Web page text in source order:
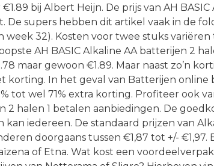
bij Albert Heijn. De prijs van AH BASIC
De supers hebben dit artikel vaak in de
32). Kosten voor twee stuks variëren
AH BASIC Alkaline AA batterijen 2
maar gewoon €1.89. Maar naast zo’n
korting. In het geval van Batterijen online
tot wel 71% extra korting. Profiteer ook
2 halen 1 betalen aanbiedingen. De
kan iedereen. De standaard prijzen van
doorgaans tussen €1,87 tot +/- €1,97.
of Etna. Wat kost een